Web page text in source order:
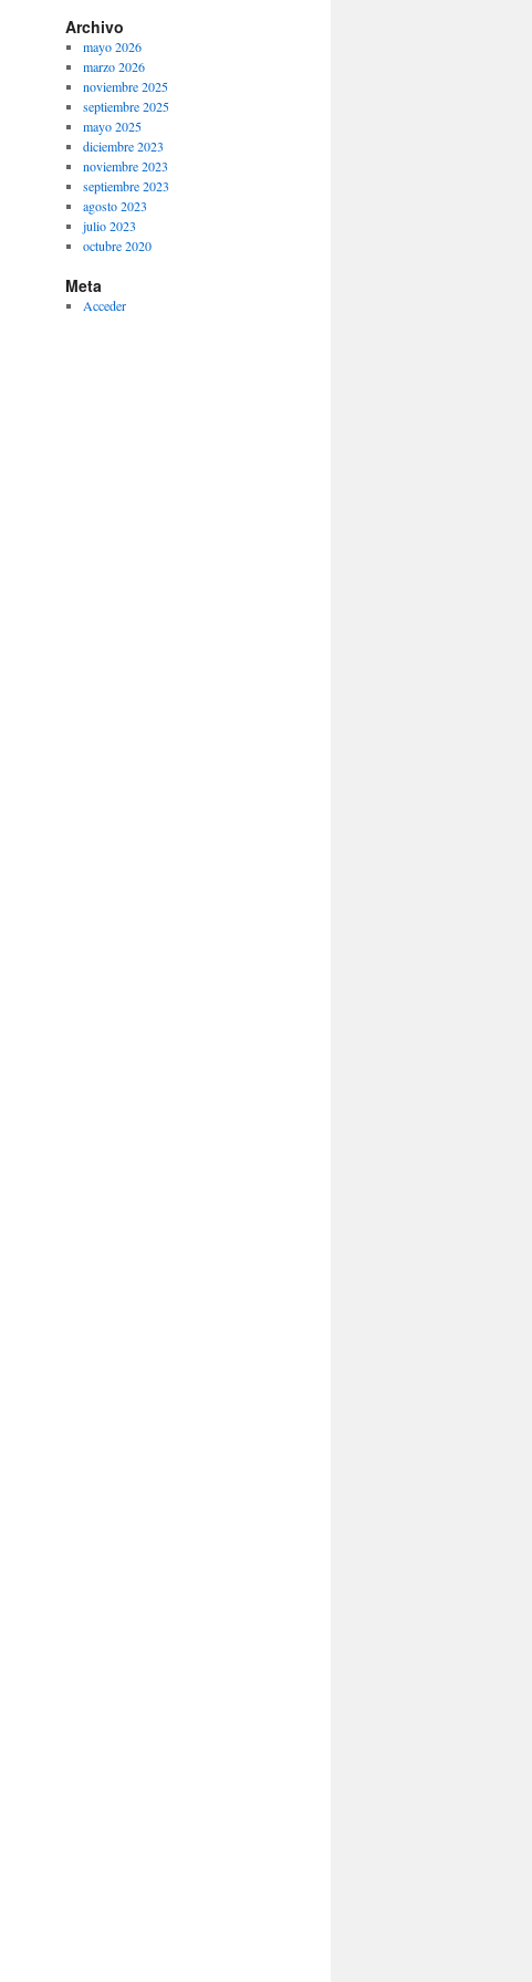
Archivo
mayo 2026
marzo 2026
noviembre 2025
septiembre 2025
mayo 2025
diciembre 2023
noviembre 2023
septiembre 2023
agosto 2023
julio 2023
octubre 2020
Meta
Acceder